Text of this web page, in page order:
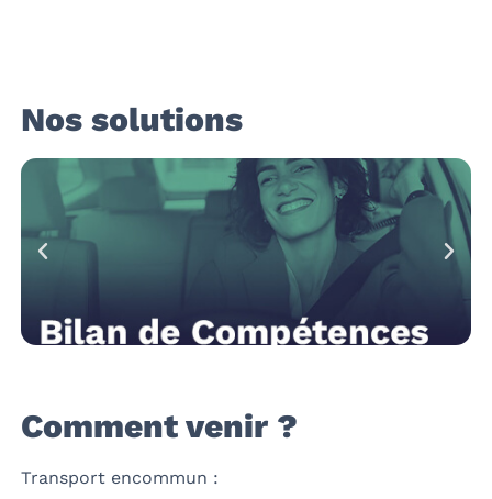
Nos solutions
Comment venir ?
Transport encommun :